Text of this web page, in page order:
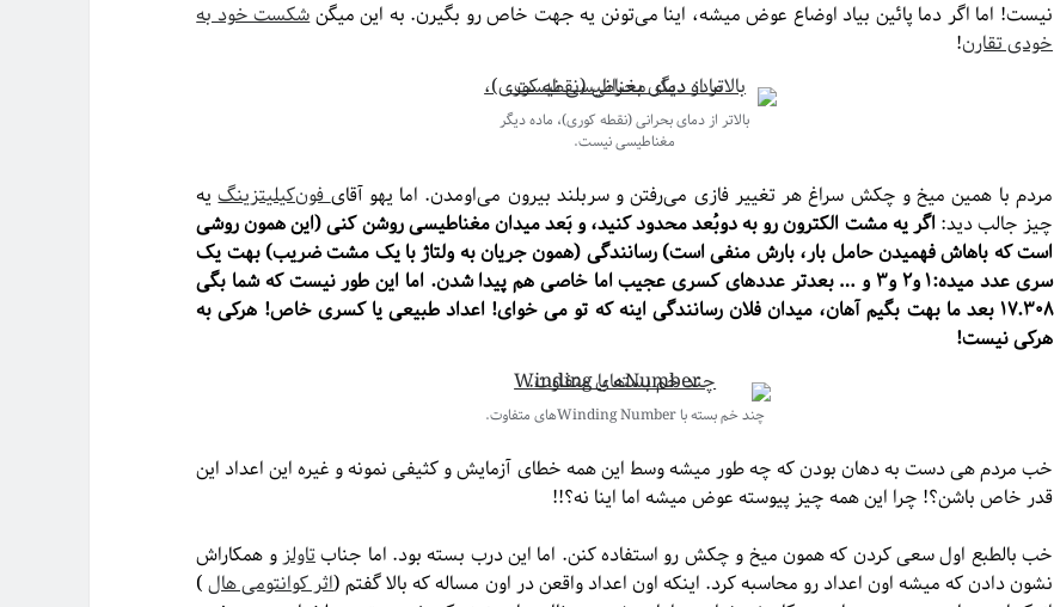
نیست! اما اگر دما پائین بیاد اوضاع عوض میشه، اینا می‌تونن یه جهت خاص رو بگیرن. به این میگنشکست خود به
خودی تقارن!
بالاتر از دمای بحرانی (نقطه کوری)، ماده دیگر
مغناطیسی نیست.
مردم با همین میخ و چکش سراغ هر تغییر فازی می‌رفتن و سربلند بیرون می‌اومدن. اما یهو آقایفون‌کیلیتزینگیه
چیز جالب دید: اگر یه مشت الکترون رو به دوبُعد محدود کنید، و بَعد میدان مغناطیسی روشن کنی (این همون روشی
است که باهاش فهمیدن حامل بار، بارش منفی است) رسانندگی (همون جریان به ولتاژ با یک مشت ضریب) بهت یک
سری عدد میده:۱ و۲ و۳ و … بعدتر عددهای کسری عجیب اما خاصی هم پیدا شدن. اما این طور نیست که شما بگی
۱۷.۳۰۸ بعد ما بهت بگیم آهان، میدان فلان رسانندگی اینه که تو می خوای! اعداد طبیعی یا کسری خاص! هرکی به
هرکی نیست!
چند خم بسته با Winding Numberهای متفاوت.
خب مردم هی دست به دهان بودن که چه طور میشه وسط این همه خطای آزمایش و کثیفی نمونه و غیره این اعداد این
قدر خاص باشن؟! چرا این همه چیز پیوسته عوض میشه اما اینا نه؟!!
خب بالطبع اول سعی کردن که همون میخ و چکش رو استفاده کنن. اما این درب بسته بود. اما جنابتاولزو همکاراش
نشون دادن که میشه اون اعداد رو محاسبه کرد. اینکه اون اعداد واقعن در اون مساله که بالا گفتم (اثر کوانتومی هال)